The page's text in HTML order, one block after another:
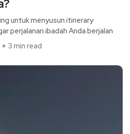
untuk menyusun itinerary
perjalanan ibadah Anda berjalan
3 min read